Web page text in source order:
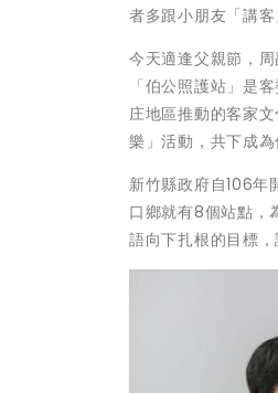
者多跟小朋友「講
今天適逢父親節，
「伯公照護站」是
庄地區推動的客家
樂」活動，共下成
新竹縣政府自106年
口鄉就有8個站點，
語向下扎根的目標